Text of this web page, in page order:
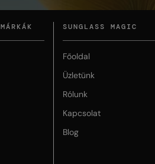
SUNGLASS MAGIC
Főoldal
Üzletünk
Rólunk
Kapcsolat
Blog